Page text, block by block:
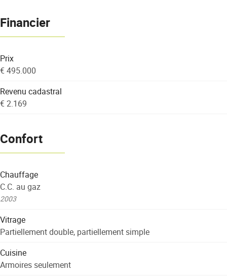
Financier
Prix
€ 495.000
Revenu cadastral
€ 2.169
Confort
Chauffage
C.C. au gaz
2003
Vitrage
Partiellement double, partiellement simple
Cuisine
Armoires seulement